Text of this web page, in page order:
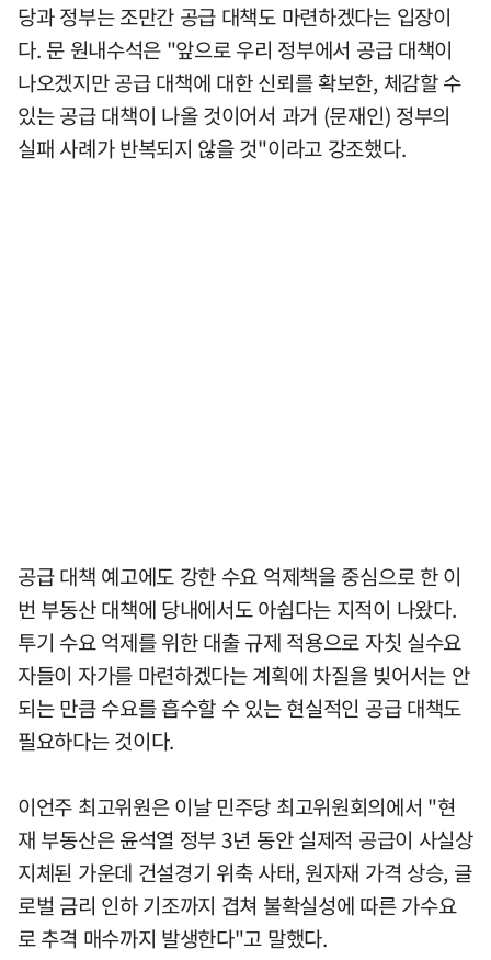
당과 정부는 조만간 공급 대책도 마련하겠다는 입장이
다. 문 원내수석은 "앞으로 우리 정부에서 공급 대책이
나오겠지만 공급 대책에 대한 신뢰를 확보한, 체감할 수
있는 공급 대책이 나올 것이어서 과거 (문재인) 정부의
실패 사례가 반복되지 않을 것"이라고 강조했다.
공급 대책 예고에도 강한 수요 억제책을 중심으로 한 이
번 부동산 대책에 당내에서도 아쉽다는 지적이 나왔다.
투기 수요 억제를 위한 대출 규제 적용으로 자칫 실수요
자들이 자가를 마련하겠다는 계획에 차질을 빚어서는 안
되는 만큼 수요를 흡수할 수 있는 현실적인 공급 대책도
필요하다는 것이다.
이언주 최고위원은 이날 민주당 최고위원회의에서 "현
재 부동산은 윤석열 정부 3년 동안 실제적 공급이 사실상
지체된 가운데 건설경기 위축 사태, 원자재 가격 상승, 글
로벌 금리 인하 기조까지 겹쳐 불확실성에 따른 가수요
로 추격 매수까지 발생한다"고 말했다.